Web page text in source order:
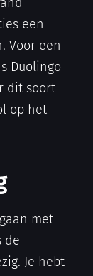
een
Voor een
Duolingo
dit soort
op het
met
de
Je hebt